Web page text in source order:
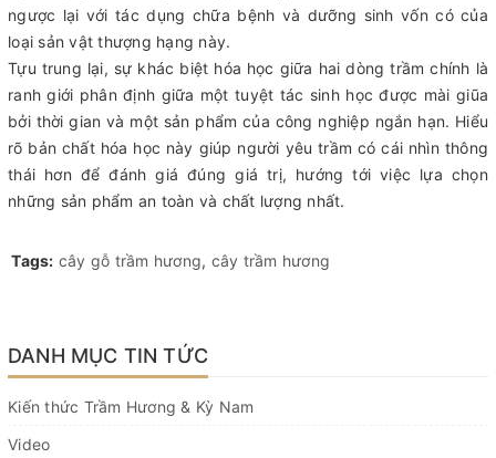
ngược lại với tác dụng chữa bệnh và dưỡng sinh vốn có của
loại sản vật thượng hạng này.
Tựu trung lại, sự khác biệt hóa học giữa hai dòng trầm chính là
ranh giới phân định giữa một tuyệt tác sinh học được mài giũa
bởi thời gian và một sản phẩm của công nghiệp ngắn hạn. Hiểu
rõ bản chất hóa học này giúp người yêu trầm có cái nhìn thông
thái hơn để đánh giá đúng giá trị, hướng tới việc lựa chọn
những sản phẩm an toàn và chất lượng nhất.
Tags: cây gỗ trầm hương, cây trầm hương
DANH MỤC TIN TỨC
Kiến thức Trầm Hương & Kỳ Nam
Video